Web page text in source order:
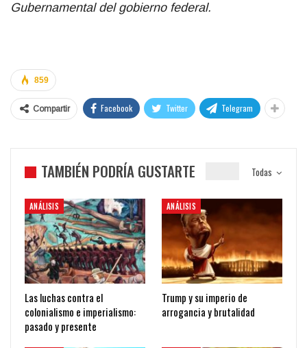
Gubernamental del gobierno federal.
859
Compartir Facebook Twitter Telegram
Todas
TAMBIÉN PODRÍA GUSTARTE
ANÁLISIS
Las luchas contra el
colonialismo e imperialismo:
pasado y presente
ANÁLISIS
Trump y su imperio de
arrogancia y brutalidad